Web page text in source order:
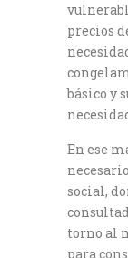
precios
básico y
En ese
social,
torno al
para